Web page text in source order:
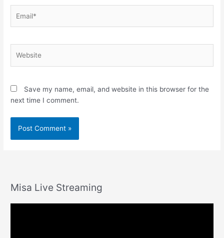
Save my name, email, and website in this browser for the
next time I comment.
Misa Live Streaming